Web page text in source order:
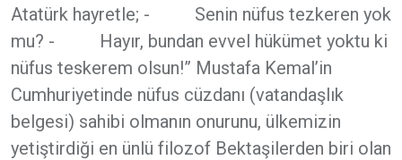
Atatürk hayretle; - Senin nüfus tezkeren yok
mu? - Hayır, bundan evvel hükümet yoktu ki
nüfus teskerem olsun!” Mustafa Kemal’in
Cumhuriyetinde nüfus cüzdanı (vatandaşlık
belgesi) sahibi olmanın onurunu, ülkemizin
yetiştirdiği en ünlü filozof Bektaşilerden biri olan